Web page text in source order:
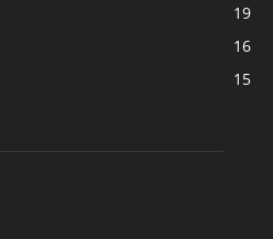
19
16
15